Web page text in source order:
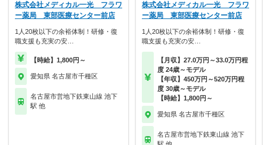
株式会社メディカル一光 フラワ
ー薬局 東部医療センター前店
1人20枚以下の余裕体制！研修・復
職支援も充実の安…
【時給】1,800円～
愛知県 名古屋市千種区
名古屋市営地下鉄東山線 池下
駅 他
株式会社メディカル一光 フラワ
ー薬局 東部医療センター前店
1人20枚以下の余裕体制！研修・復
職支援も充実の安…
【月収】27.0万円～33.0万円程
度 24歳～モデル
【年収】450万円～520万円程
度 30歳～モデル
【時給】1,800円～
愛知県 名古屋市千種区
名古屋市営地下鉄東山線 池下